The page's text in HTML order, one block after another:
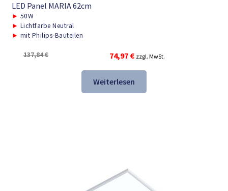
LED Panel MARIA 62cm
► 50W
► Lichtfarbe Neutral
► mit Philips-Bauteilen
137,84€
Ursprünglicher
Preis
war:
137,84 €
74,97 €Aktueller
Preis
ist:
74,97 €.
zzgl. MwSt.
Weiterlesen